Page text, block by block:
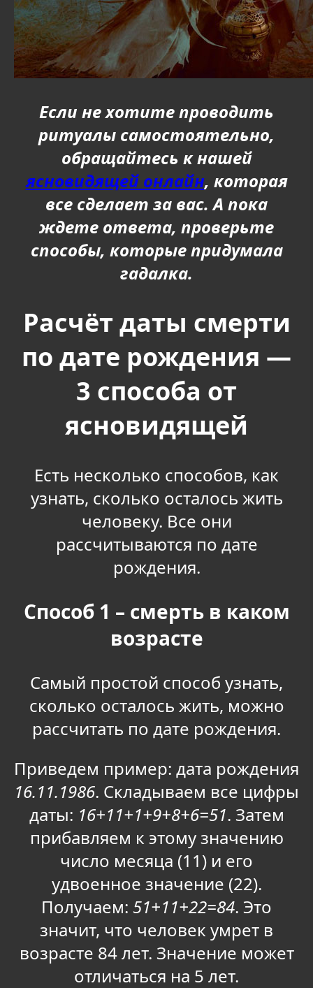
Если не хотите проводить
ритуалы самостоятельно,
обращайтесь к нашей
ясновидящей онлайн, которая
все сделает за вас. А пока
ждете ответа, проверьте
способы, которые придумала
гадалка.
Расчёт даты смерти
по дате рождения —
3 способа от
ясновидящей
Есть несколько способов, как
узнать, сколько осталось жить
человеку. Все они
рассчитываются по дате
рождения.
Способ 1 – смерть в каком
возрасте
Самый простой способ узнать,
сколько осталось жить, можно
рассчитать по дате рождения.
Приведем пример: дата рождения
16.11.1986. Складываем все цифры
даты: 16+11+1+9+8+6=51. Затем
прибавляем к этому значению
число месяца (11) и его
удвоенное значение (22).
Получаем: 51+11+22=84. Это
значит, что человек умрет в
возрасте 84 лет. Значение может
отличаться на 5 лет.